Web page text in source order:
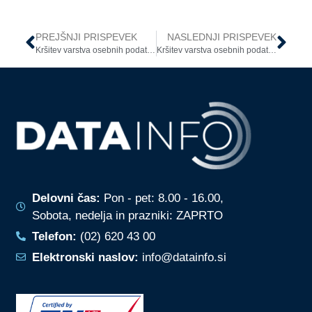
PREJŠNJI PRISPEVEK
Kršitev varstva osebnih podatkov – neizročitev videoposnetka
NASLEDNJI PRISPEVEK
Kršitev varstva osebnih podatkov
Delovni čas: Pon - pet: 8.00 - 16.00,
Sobota, nedelja in prazniki: ZAPRTO
Telefon: (02) 620 43 00
Elektronski naslov: info@datainfo.si